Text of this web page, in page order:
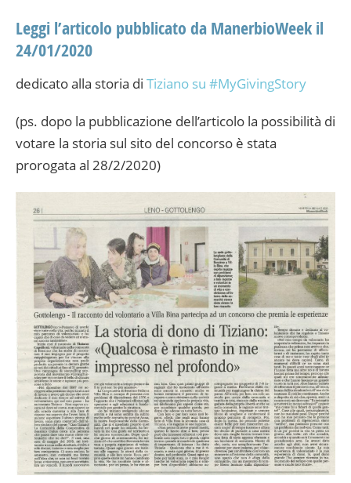
Leggi l’articolo pubblicato da ManerbioWeek il
24/01/2020
dedicato alla storia di Tiziano su #MyGivingStory
(ps. dopo la pubblicazione dell’articolo la possibilità di
votare la storia sul sito del concorso è stata
prorogata al 28/2/2020)